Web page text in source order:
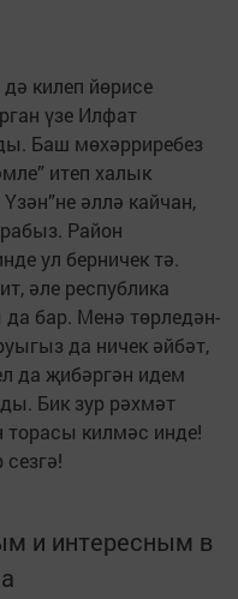
килеп йөрисе
үзе Илфат
Баш мөхәрриребез
итеп халык
әллә кайчан,
Район
ул берничек тә.
әле республика
бар. Менә төрледән-
да ничек әйбәт,
да җибәргән идем
Бик зур рәхмәт
килмәс инде!
и интересным в